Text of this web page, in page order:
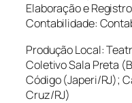
Elaboração e
Contabilidade:
Produção Local:
Coletivo Sala Preta
Código (Japeri/RJ);
Cruz/RJ)